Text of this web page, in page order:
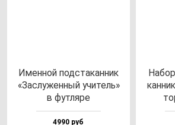
Имен­ной под­ста­кан­ник
«Зас­лу­жен­ный учи­тель»
в фут­ля­ре
4990 руб